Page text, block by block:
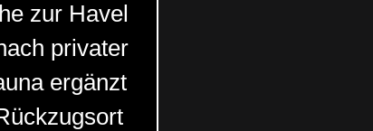
zur Havel
privater
ergänzt